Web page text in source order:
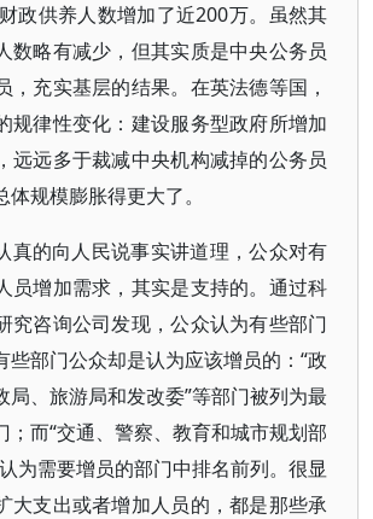
政供养人数增加了近200万。虽然其
数略有减少，但其实质是中央公务员
，充实基层的结果。在英法德等国，
规律性变化：建设服务型政府所增加
远远多于裁减中央机构减掉的公务员
规模膨胀得更大了。
真的向人民说事实讲道理，公众对有
员增加需求，其实是支持的。通过科
究咨询公司发现，公众认为有些部门
些部门公众却是认为应该增员的：“政
局、旅游局和发改委”等部门被列为最
；而“交通、警察、教育和城市规划部
为需要增员的部门中排名前列。很显
大支出或者增加人员的，都是那些承